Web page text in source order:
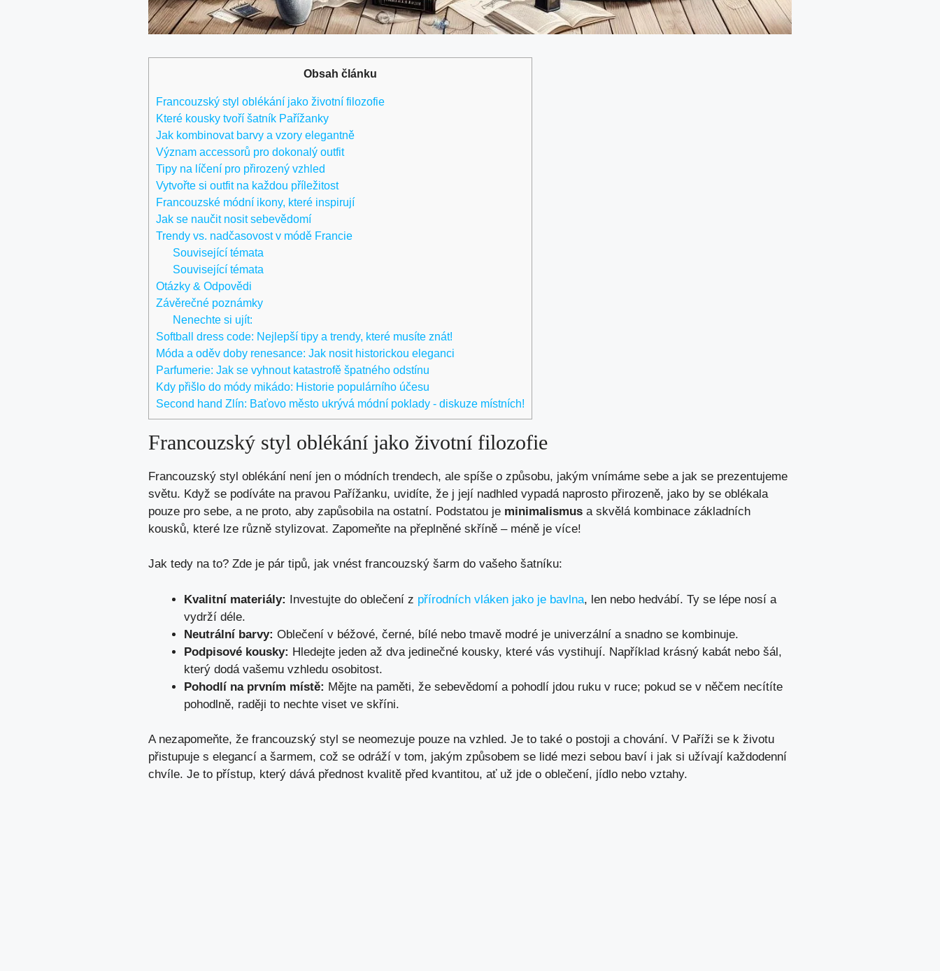
Obsah článku
Francouzský styl oblékání jako životní filozofie
Které kousky tvoří šatník Pařížanky
Jak kombinovat barvy a vzory elegantně
Význam accessorů pro dokonalý outfit
Tipy na líčení pro přirozený vzhled
Vytvořte si outfit na každou příležitost
Francouzské módní ikony, které inspirují
Jak se naučit nosit sebevědomí
Trendy vs. nadčasovost v módě Francie
Související témata
Související témata
Otázky & Odpovědi
Závěrečné poznámky
Nenechte si ujít:
Softball dress code: Nejlepší tipy a trendy, které musíte znát!
Móda a oděv doby renesance: Jak nosit historickou eleganci
Parfumerie: Jak se vyhnout katastrofě špatného odstínu
Kdy přišlo do módy mikádo: Historie populárního účesu
Second hand Zlín: Baťovo město ukrývá módní poklady - diskuze místních!
Francouzský styl oblékání jako životní filozofie
Francouzský styl oblékání není jen o módních trendech, ale spíše o způsobu, jakým vnímáme sebe a jak se prezentujeme
světu. Když se podíváte na pravou Pařížanku, uvidíte, že j její nadhled vypadá naprosto přirozeně, jako by se oblékala
pouze pro sebe, a ne proto, aby zapůsobila na ostatní. Podstatou je minimalismus a skvělá kombinace základních
kousků, které lze různě stylizovat. Zapomeňte na přeplněné skříně – méně je více!
Jak tedy na to? Zde je pár tipů, jak vnést francouzský šarm do vašeho šatníku:
Kvalitní materiály: Investujte do oblečení z přírodních vláken jako je bavlna, len nebo hedvábí. Ty se lépe nosí a
vydrží déle.
Neutrální barvy: Oblečení v béžové, černé, bílé nebo tmavě modré je univerzální a snadno se kombinuje.
Podpisové kousky: Hledejte jeden až dva jedinečné kousky, které vás vystihují. Například krásný kabát nebo šál,
který dodá vašemu vzhledu osobitost.
Pohodlí na prvním místě: Mějte na paměti, že sebevědomí a pohodlí jdou ruku v ruce; pokud se v něčem necítíte
pohodlně, raději to nechte viset ve skříni.
A nezapomeňte, že francouzský styl se neomezuje pouze na vzhled. Je to také o postoji a chování. V Paříži se k životu
přistupuje s elegancí a šarmem, což se odráží v tom, jakým způsobem se lidé mezi sebou baví i jak si užívají každodenní
chvíle. Je to přístup, který dává přednost kvalitě před kvantitou, ať už jde o oblečení, jídlo nebo vztahy.